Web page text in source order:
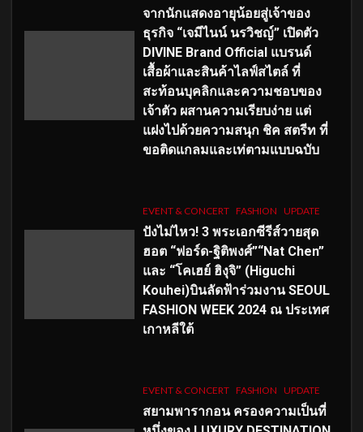
จากนักแสดงอายุน้อยสู่เจ้าของ
ธุรกิจ “เจมีไนน์ นรวิชญ์” เปิดตัว
DIVINE Brand Official แบรนด์
เสื้อผ้าและสินค้าไลฟ์สไตล์ ที่
สะท้อนบุคลิกและความชอบของ
เจ้าตัว ผสานความเรียบง่าย แต่
แฝงไปด้วยความสนุก ชิค สตรีท ที่
ขอติดแกลมและเท่ตามแบบฉบับ
EVENT & CONCERT FASHION UPDATE
ปังไม่ไหว! 3 พระเอกซีรีส์วายสุด
ฮอต “ฟอร์ด-ฐิติพงศ์”“Nat Chen”
และ “โคเฮย์ ฮิงุจิ” (Higuchi
Kouhei)บินลัดฟ้าร่วมงาน SEOUL
FASHION WEEK 2024 ณ ประเทศ
เกาหลีใต้
EVENT & CONCERT FASHION UPDATE
สยามพารากอน ครองความเป็นที่